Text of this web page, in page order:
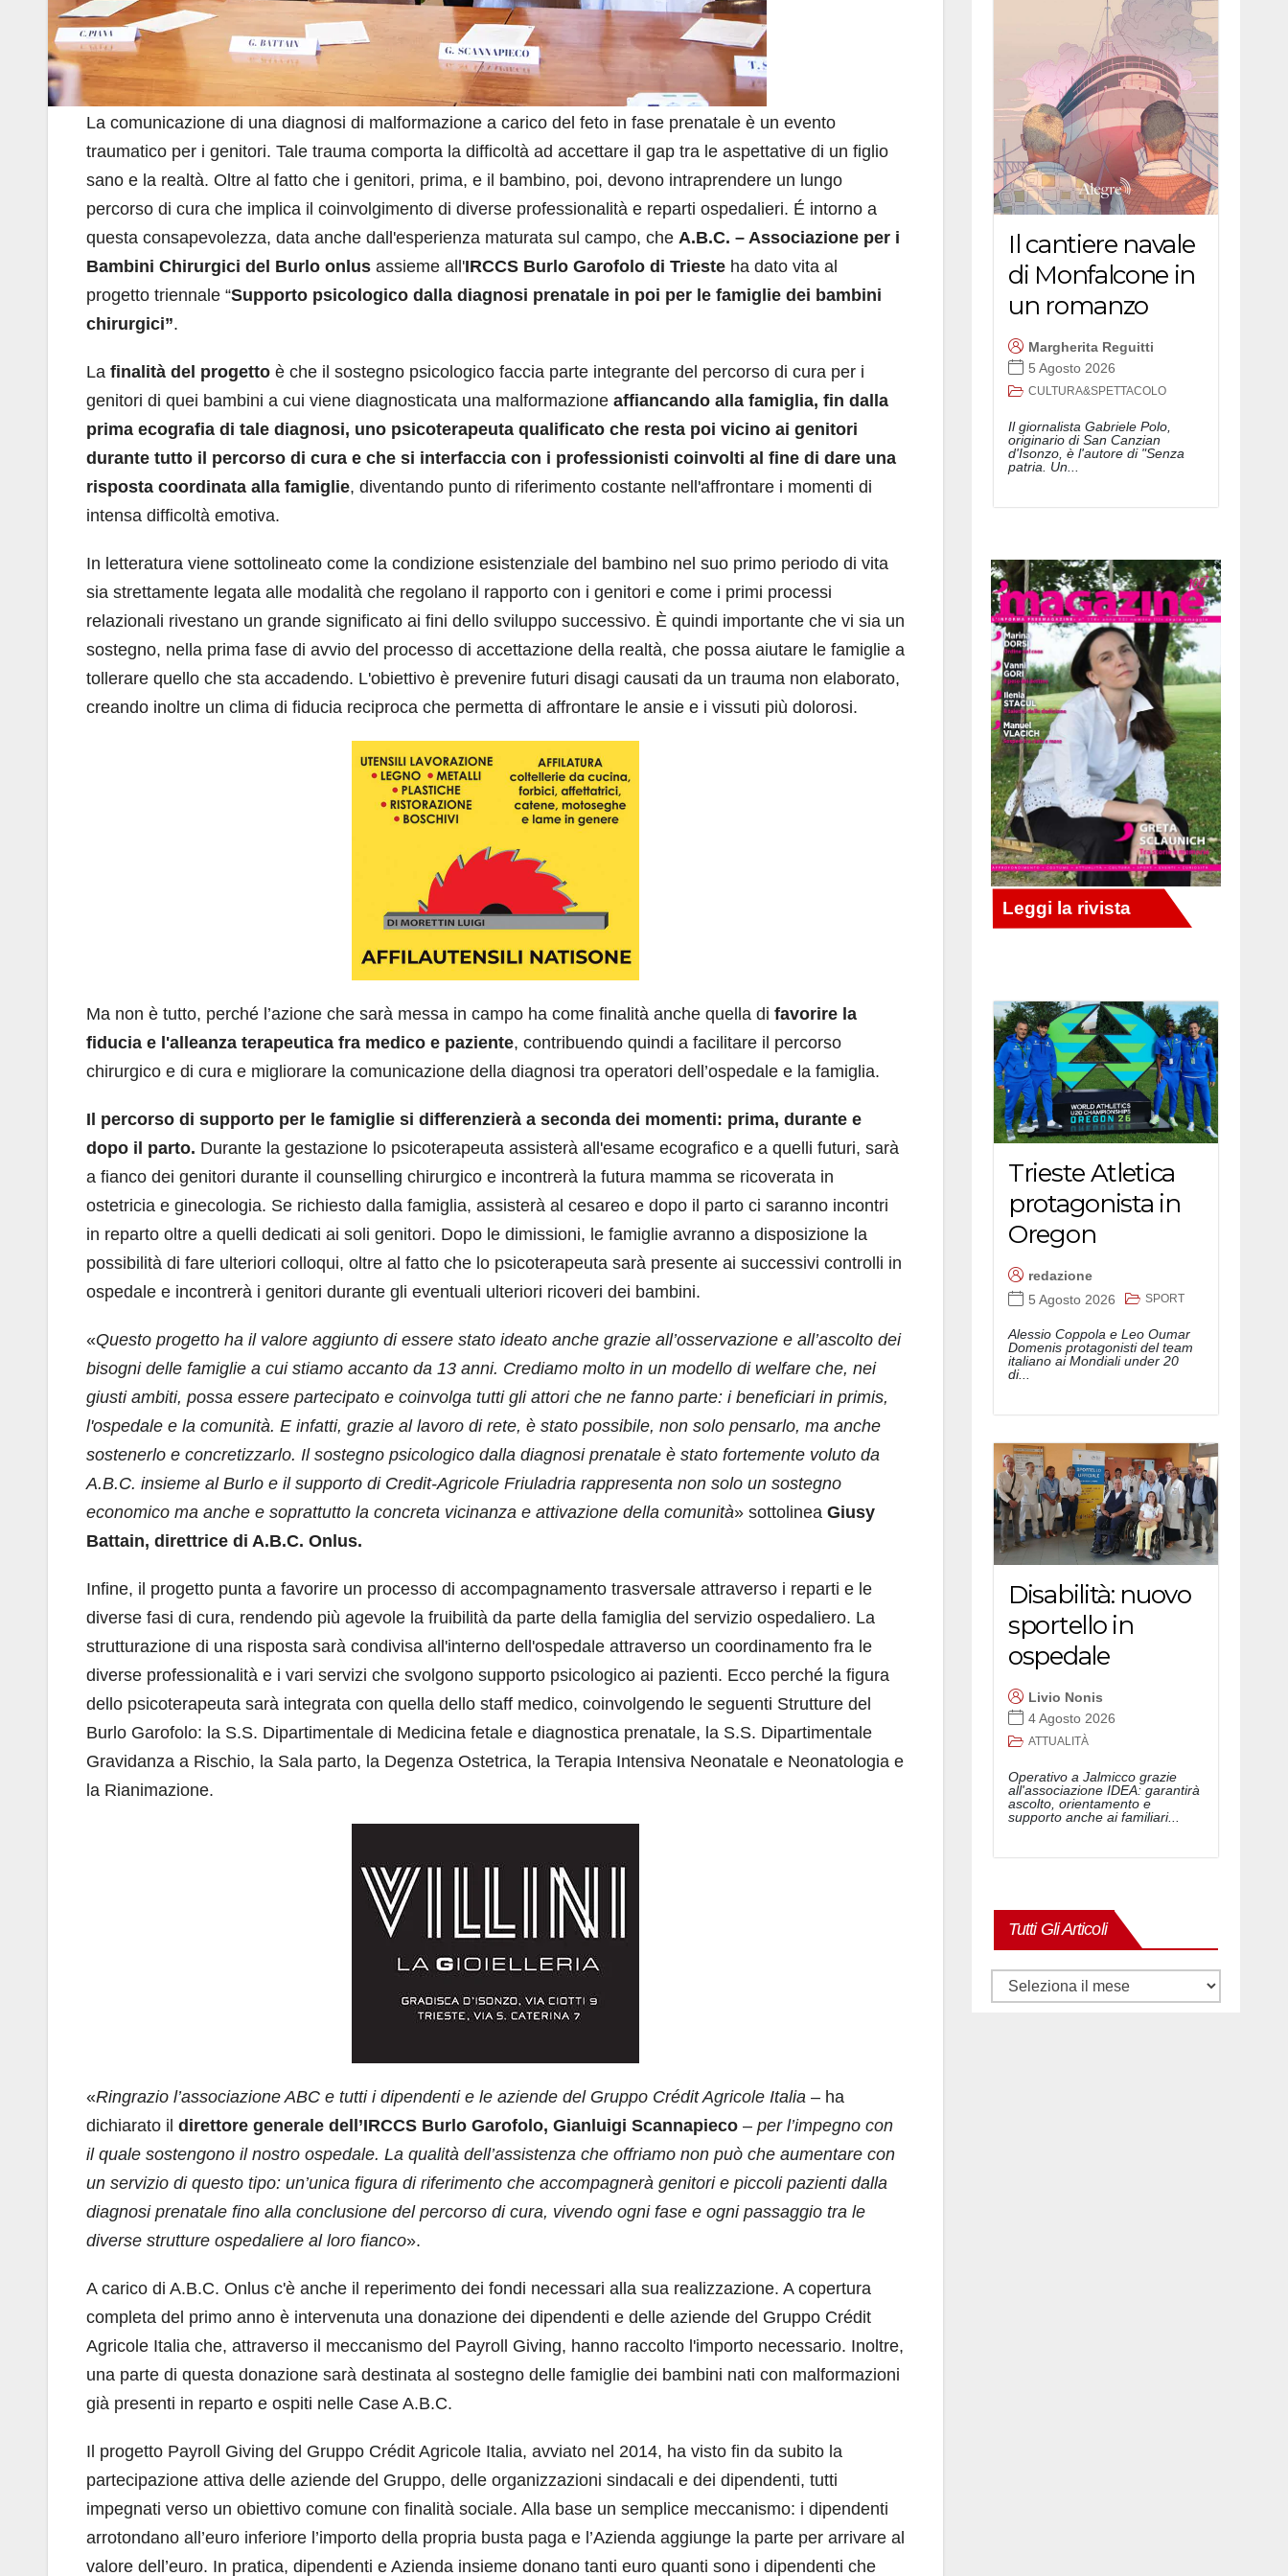
La comunicazione di una diagnosi di malformazione a carico del feto in fase prenatale è un evento
traumatico per i genitori. Tale trauma comporta la difficoltà ad accettare il gap tra le aspettative di un figlio
sano e la realtà. Oltre al fatto che i genitori, prima, e il bambino, poi, devono intraprendere un lungo
percorso di cura che implica il coinvolgimento di diverse professionalità e reparti ospedalieri. É intorno a
questa consapevolezza, data anche dall'esperienza maturata sul campo, che A.B.C. – Associazione per i
Bambini Chirurgici del Burlo onlus assieme all'IRCCS Burlo Garofolo di Trieste ha dato vita al
progetto triennale “Supporto psicologico dalla diagnosi prenatale in poi per le famiglie dei bambini
chirurgici”.
La finalità del progetto è che il sostegno psicologico faccia parte integrante del percorso di cura per i
genitori di quei bambini a cui viene diagnosticata una malformazione affiancando alla famiglia, fin dalla
prima ecografia di tale diagnosi, uno psicoterapeuta qualificato che resta poi vicino ai genitori
durante tutto il percorso di cura e che si interfaccia con i professionisti coinvolti al fine di dare una
risposta coordinata alla famiglie, diventando punto di riferimento costante nell'affrontare i momenti di
intensa difficoltà emotiva.
In letteratura viene sottolineato come la condizione esistenziale del bambino nel suo primo periodo di vita
sia strettamente legata alle modalità che regolano il rapporto con i genitori e come i primi processi
relazionali rivestano un grande significato ai fini dello sviluppo successivo. È quindi importante che vi sia un
sostegno, nella prima fase di avvio del processo di accettazione della realtà, che possa aiutare le famiglie a
tollerare quello che sta accadendo. L'obiettivo è prevenire futuri disagi causati da un trauma non elaborato,
creando inoltre un clima di fiducia reciproca che permetta di affrontare le ansie e i vissuti più dolorosi.
Ma non è tutto, perché l’azione che sarà messa in campo ha come finalità anche quella di favorire la
fiducia e l'alleanza terapeutica fra medico e paziente, contribuendo quindi a facilitare il percorso
chirurgico e di cura e migliorare la comunicazione della diagnosi tra operatori dell’ospedale e la famiglia.
Il percorso di supporto per le famiglie si differenzierà a seconda dei momenti: prima, durante e
dopo il parto. Durante la gestazione lo psicoterapeuta assisterà all'esame ecografico e a quelli futuri, sarà
a fianco dei genitori durante il counselling chirurgico e incontrerà la futura mamma se ricoverata in
ostetricia e ginecologia. Se richiesto dalla famiglia, assisterà al cesareo e dopo il parto ci saranno incontri
in reparto oltre a quelli dedicati ai soli genitori. Dopo le dimissioni, le famiglie avranno a disposizione la
possibilità di fare ulteriori colloqui, oltre al fatto che lo psicoterapeuta sarà presente ai successivi controlli in
ospedale e incontrerà i genitori durante gli eventuali ulteriori ricoveri dei bambini.
«Questo progetto ha il valore aggiunto di essere stato ideato anche grazie all’osservazione e all’ascolto dei
bisogni delle famiglie a cui stiamo accanto da 13 anni. Crediamo molto in un modello di welfare che, nei
giusti ambiti, possa essere partecipato e coinvolga tutti gli attori che ne fanno parte: i beneficiari in primis,
l'ospedale e la comunità. E infatti, grazie al lavoro di rete, è stato possibile, non solo pensarlo, ma anche
sostenerlo e concretizzarlo. Il sostegno psicologico dalla diagnosi prenatale è stato fortemente voluto da
A.B.C. insieme al Burlo e il supporto di Credit-Agricole Friuladria rappresenta non solo un sostegno
economico ma anche e soprattutto la concreta vicinanza e attivazione della comunità» sottolinea Giusy
Battain, direttrice di A.B.C. Onlus.
Infine, il progetto punta a favorire un processo di accompagnamento trasversale attraverso i reparti e le
diverse fasi di cura, rendendo più agevole la fruibilità da parte della famiglia del servizio ospedaliero. La
strutturazione di una risposta sarà condivisa all'interno dell'ospedale attraverso un coordinamento fra le
diverse professionalità e i vari servizi che svolgono supporto psicologico ai pazienti. Ecco perché la figura
dello psicoterapeuta sarà integrata con quella dello staff medico, coinvolgendo le seguenti Strutture del
Burlo Garofolo: la S.S. Dipartimentale di Medicina fetale e diagnostica prenatale, la S.S. Dipartimentale
Gravidanza a Rischio, la Sala parto, la Degenza Ostetrica, la Terapia Intensiva Neonatale e Neonatologia e
la Rianimazione.
«Ringrazio l’associazione ABC e tutti i dipendenti e le aziende del Gruppo Crédit Agricole Italia – ha
dichiarato il direttore generale dell’IRCCS Burlo Garofolo, Gianluigi Scannapieco – per l’impegno con
il quale sostengono il nostro ospedale. La qualità dell’assistenza che offriamo non può che aumentare con
un servizio di questo tipo: un’unica figura di riferimento che accompagnerà genitori e piccoli pazienti dalla
diagnosi prenatale fino alla conclusione del percorso di cura, vivendo ogni fase e ogni passaggio tra le
diverse strutture ospedaliere al loro fianco».
A carico di A.B.C. Onlus c'è anche il reperimento dei fondi necessari alla sua realizzazione. A copertura
completa del primo anno è intervenuta una donazione dei dipendenti e delle aziende del Gruppo Crédit
Agricole Italia che, attraverso il meccanismo del Payroll Giving, hanno raccolto l'importo necessario. Inoltre,
una parte di questa donazione sarà destinata al sostegno delle famiglie dei bambini nati con malformazioni
già presenti in reparto e ospiti nelle Case A.B.C.
Il progetto Payroll Giving del Gruppo Crédit Agricole Italia, avviato nel 2014, ha visto fin da subito la
partecipazione attiva delle aziende del Gruppo, delle organizzazioni sindacali e dei dipendenti, tutti
impegnati verso un obiettivo comune con finalità sociale. Alla base un semplice meccanismo: i dipendenti
arrotondano all’euro inferiore l’importo della propria busta paga e l’Azienda aggiunge la parte per arrivare al
valore dell’euro. In pratica, dipendenti e Azienda insieme donano tanti euro quanti sono i dipendenti che
Il cantiere navale
di Monfalcone in
un romanzo
Margherita Reguitti
5 Agosto 2026
CULTURA&SPETTACOLO
Il giornalista Gabriele Polo,
originario di San Canzian
d'Isonzo, è l'autore di "Senza
patria. Un...
Trieste Atletica
protagonista in
Oregon
redazione
5 Agosto 2026
SPORT
Alessio Coppola e Leo Oumar
Domenis protagonisti del team
italiano ai Mondiali under 20
di...
Disabilità: nuovo
sportello in
ospedale
Livio Nonis
4 Agosto 2026
ATTUALITÀ
Operativo a Jalmicco grazie
all'associazione IDEA: garantirà
ascolto, orientamento e
supporto anche ai familiari...
Tutti Gli Articoli
Tutti